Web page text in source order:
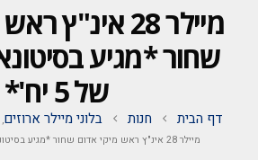
מיילר 28
שחור *מגיע
של 5 יח'*
דף הבית חנות בלוני מיילר ארוזים,
מיילר 28 אינ"ץ ראש מיקי אדום שחור *מגיע בסיטונאות חבילה של 5 יח'*